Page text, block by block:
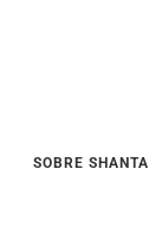
SOBRE